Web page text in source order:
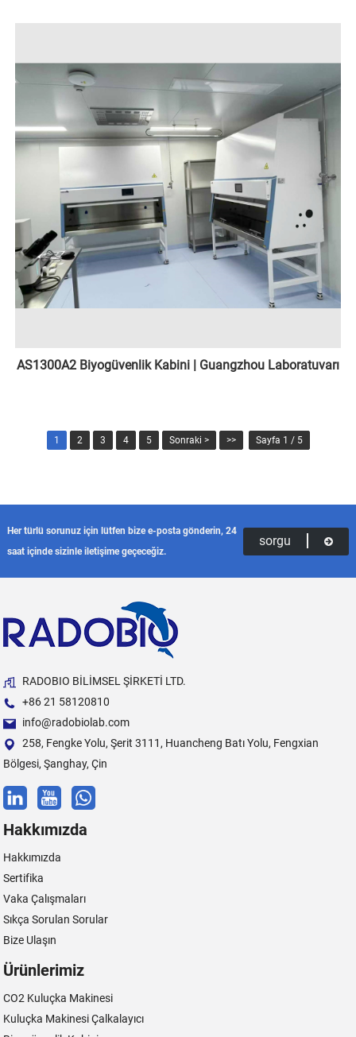
AS1300A2 Biyogüvenlik Kabini | Guangzhou Laboratuvarı
1 2 3 4 5 Sonraki > >> Sayfa 1 / 5
Her türlü sorunuz için lütfen bize e-posta gönderin, 24
saat içinde sizinle iletişime geçeceğiz.
sorgu
RADOBIO BİLİMSEL ŞİRKETİ LTD.
+86 21 58120810
info@radobiolab.com
258, Fengke Yolu, Şerit 3111, Huancheng Batı Yolu, Fengxian
Bölgesi, Şanghay, Çin
Hakkımızda
Hakkımızda
Sertifika
Vaka Çalışmaları
Sıkça Sorulan Sorular
Bize Ulaşın
Ürünlerimiz
CO2 Kuluçka Makinesi
Kuluçka Makinesi Çalkalayıcı